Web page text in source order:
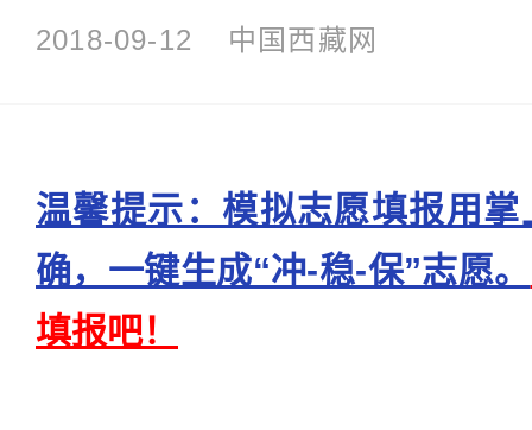
2018-09-12 中国西藏网
温馨提示：模拟志愿填报用
确，一键生成“冲-稳-保”志愿。
填报吧！